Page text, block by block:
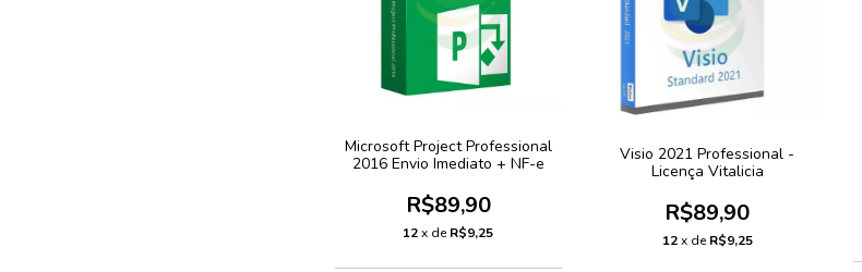
Microsoft Project Professional
2016 Envio Imediato + NF-e
R$89,90
12 x deR$9,25
Visio 2021 Professional -
Licença Vitalicia
R$89,90
12 x deR$9,25